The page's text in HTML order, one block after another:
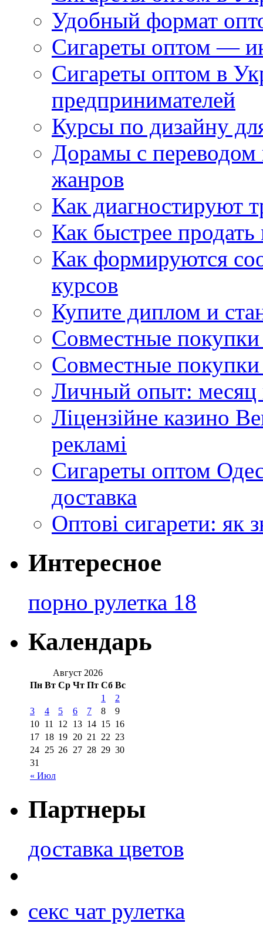
Удобный формат
Сигареты оптом —
Сигареты оптом в
предпринимателей
Курсы по дизайну
Дорамы с переводом
жанров
Как диагностируют
Как быстрее
Как формируются
курсов
Купите диплом и
Совместные
Совместные покупки
Личный опыт: месяц
Ліцензійне казино
рекламі
Сигареты оптом
доставка
Оптові сигарети: як
Интересное
порно рулетка 18
Календарь
Август 2026
Пн Вт Ср Чт Пт Сб Вс
« Июл
1
2
3
4 5 6 7 8
9
10 11 12 13 14 15 16
17 18 19 20 21 22 23
24 25 26 27 28 29 30
31
Партнеры
доставка цветов
секс чат рулетка